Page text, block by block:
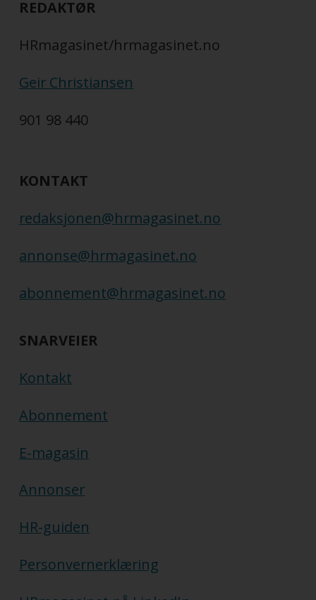
REDAKTØR
HRmagasinet/hrmagasinet.no
Geir Christiansen
901 98 440
KONTAKT
redaksjonen@hrmagasinet.no
annonse@hrmagasinet.no
abonnement@hrmagasinet.no
SNARVEIER
Kontakt
Abonnement
E-magasin
Annonser
HR-guiden
Personvernerklæring